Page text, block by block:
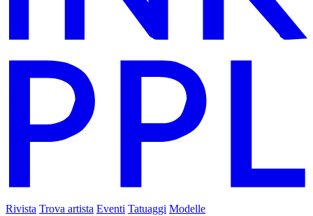
Rivista Trova artista Eventi Tatuaggi Modelle